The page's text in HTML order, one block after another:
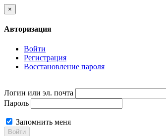
×
Авторизация
Войти
Регистрация
Восстановление пароля
Логин или эл. почта
Пароль
Запомнить меня
Войти